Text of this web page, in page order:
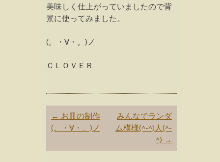
美味しく仕上がっていましたので背
景に使ってみました。
(。・∀・。)ノ
ＣＬＯＶＥＲ
Post
navigation
← お皿の制作
(。・∀・。)ノ
みんなでランダ
ム模様(^-^)人(^-
^) →